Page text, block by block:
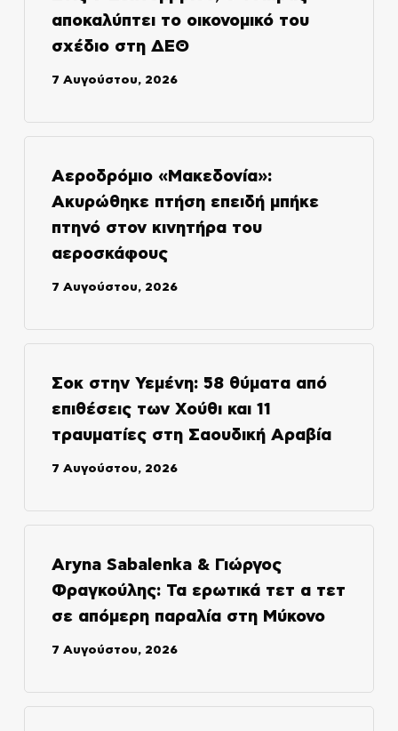
αποκαλύπτει το οικονομικό του
σχέδιο στη ΔΕΘ
7 Αυγούστου, 2026
Αεροδρόμιο «Μακεδονία»:
Ακυρώθηκε πτήση επειδή μπήκε
πτηνό στον κινητήρα του
αεροσκάφους
7 Αυγούστου, 2026
Σοκ στην Υεμένη: 58 θύματα από
επιθέσεις των Χούθι και 11
τραυματίες στη Σαουδική Αραβία
7 Αυγούστου, 2026
Aryna Sabalenka & Γιώργος
Φραγκούλης: Τα ερωτικά τετ α τετ
σε απόμερη παραλία στη Μύκονο
7 Αυγούστου, 2026